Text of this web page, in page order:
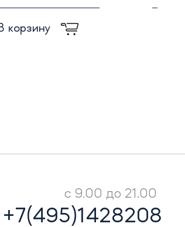
корзину
с 9.00 до 21.00
+7(495)1428208